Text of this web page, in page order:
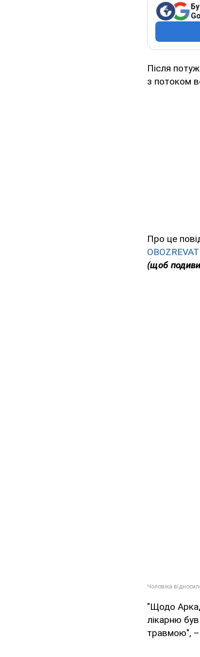
Після
з потоком
Про це
(щоб
"Щодо
лікарню
травмою", –